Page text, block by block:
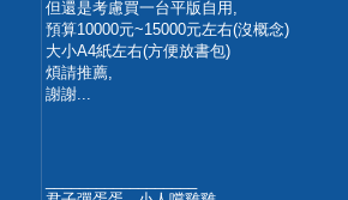
但還是考慮買一台平版自用,
預算10000元~15000元左右(沒概念)
大小A4紙左右(方便放書包)
煩請推薦,
謝謝...